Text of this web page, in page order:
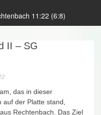
11:22 (6:8)
II – SG
das in dieser
der Platte stand,
Rechtenbach. Das Ziel